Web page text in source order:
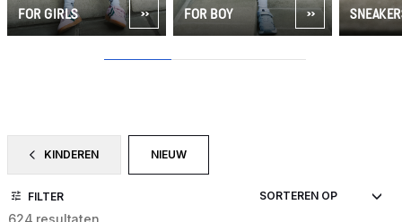
FOR GIRLS FOR BOY
KINDEREN
FILTER OP CATEGORY: KINDEREN
NIEUW
FILTER